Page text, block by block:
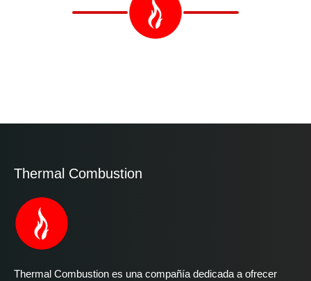
Thermal Combustion
Thermal Combustion es una compañía dedicada a ofrecer